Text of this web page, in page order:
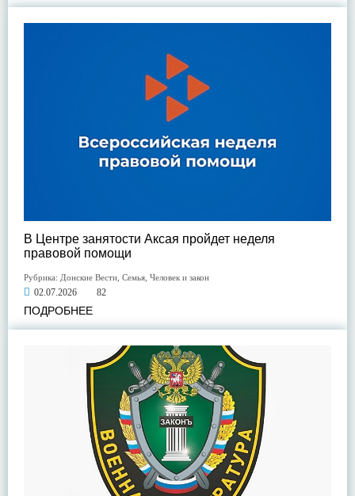
В Центре занятости Аксая пройдет неделя
правовой помощи
Рубрика: Донские Вести Семья Человек и закон
02.07.2026 82
ПОДРОБНЕЕ